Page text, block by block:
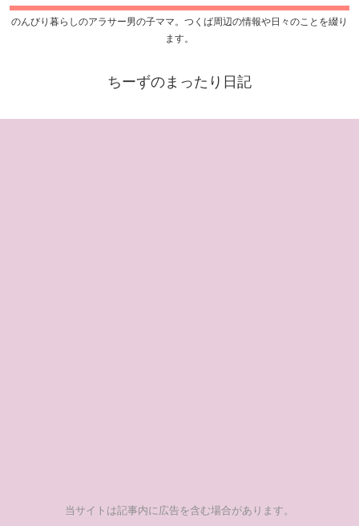
のんびり暮らしのアラサー男の子ママ。つくば周辺の情報や日々のことを綴り
ます。
ちーずのまったり日記
当サイトは記事内に広告を含む場合があります。